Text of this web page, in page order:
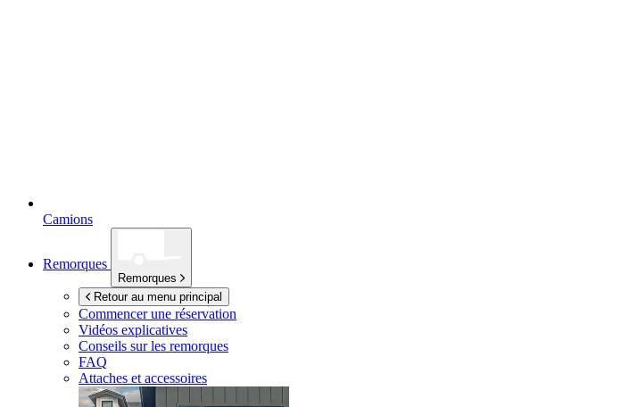
Camions
Remorques
Remorques
Retour au menu principal
Commencer une réservation
Vidéos explicatives
Conseils sur les remorques
FAQ
Attaches et accessoires